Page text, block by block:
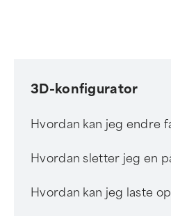
3D-konfigurator
Hvordan kan jeg endre
Hvordan sletter jeg en
Hvordan kan jeg laste